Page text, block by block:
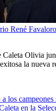
René
Olivia
la nueva
los
en la